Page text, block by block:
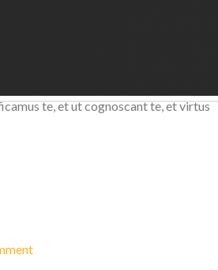
te, et ut cognoscant te, et virtus